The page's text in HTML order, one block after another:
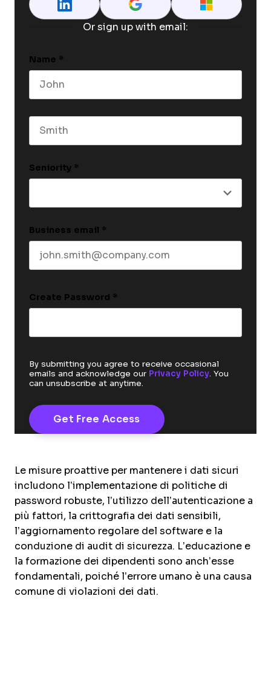
Or sign up with email:
Name *
Seniority *
Business email *
Create Password *
By submitting you agree to receive occasional
emails and acknowledge our Privacy Policy. You
can unsubscribe at anytime.
Le misure proattive per mantenere i dati sicuri
includono l’implementazione di politiche di
password robuste, l’utilizzo dell’autenticazione a
più fattori, la crittografia dei dati sensibili,
l’aggiornamento regolare del software e la
conduzione di audit di sicurezza. L’educazione e
la formazione dei dipendenti sono anch’esse
fondamentali, poiché l’errore umano è una causa
comune di violazioni dei dati.